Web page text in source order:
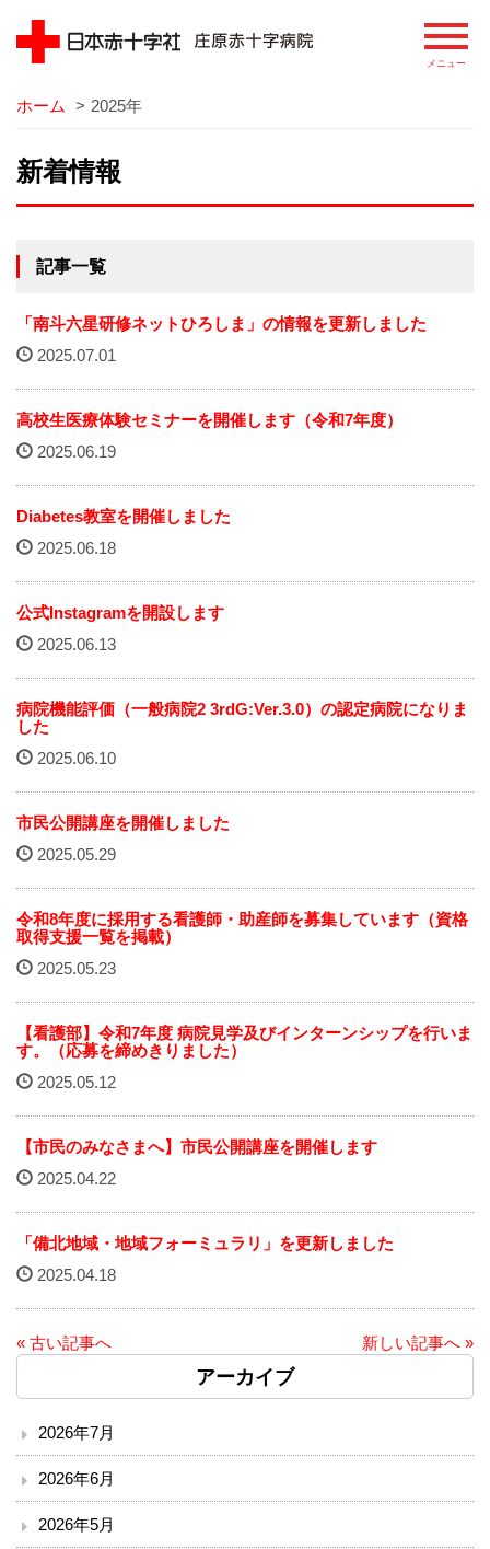
病院
院長あいさつ
患者さまの権利
病院の概要
病院のあゆみ
病院の特徴
院内掲示
経営指標（統計）
広報誌『そよ風』
プライバシーポリシー
職員募集
ソーシャルメディア・ガイドライン
施設
院内サービス施設
総合案内
院内案内図
看護部
医事課
薬剤部
臨床検査部門
ホーム > 2025年
新着情報
記事一覧
「南斗六星研修ネットひろしま」の情報を更新しました
2025.07.01
高校生医療体験セミナーを開催します（令和7年度）
2025.06.19
Diabetes教室を開催しました
2025.06.18
公式Instagramを開設します
2025.06.13
病院機能評価（一般病院2 3rdG:Ver.3.0）の認定病院になりま
した
2025.06.10
市民公開講座を開催しました
2025.05.29
令和8年度に採用する看護師・助産師を募集しています（資格
取得支援一覧を掲載）
2025.05.23
【看護部】令和7年度 病院見学及びインターンシップを行いま
す。（応募を締めきりました）
2025.05.12
【市民のみなさまへ】市民公開講座を開催します
2025.04.22
「備北地域・地域フォーミュラリ」を更新しました
2025.04.18
« 古い記事へ 新しい記事へ »
アーカイブ
2026年7月
2026年6月
2026年5月